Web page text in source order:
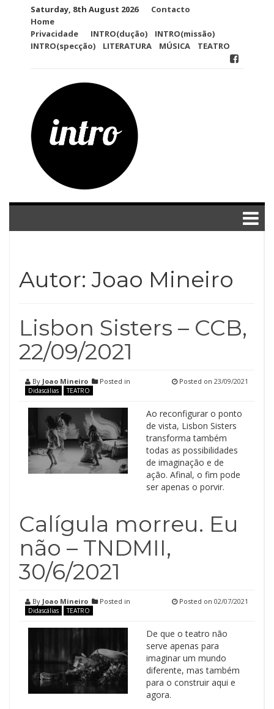
Saturday, 8th August 2026
Contacto
Home
Privacidade
INTRO(dução)
INTRO(missão)
INTRO(specção)
LITERATURA MÚSICA TEATRO
Autor:Joao Mineiro
Lisbon Sisters – CCB,
22/09/2021
By Joao Mineiro Posted in
Didascálias TEATRO
Posted on 23/09/2021
Ao reconfigurar o ponto
de vista, Lisbon Sisters
transforma também
todas as possibilidades
de imaginação e de
ação. Afinal, o fim pode
ser apenas o porvir.
Calígula morreu. Eu
não – TNDMII,
30/6/2021
By Joao Mineiro Posted in
Didascálias TEATRO
Posted on 02/07/2021
De que o teatro não
serve apenas para
imaginar um mundo
diferente, mas também
para o construir aqui e
agora.